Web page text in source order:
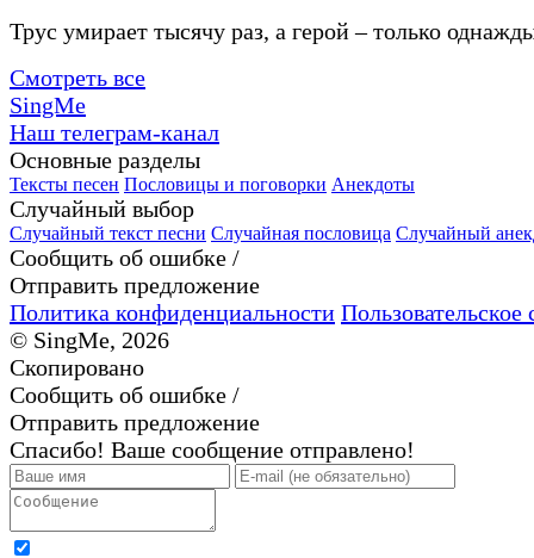
Трус умирает тысячу раз, а герой – только
Смотреть все
SingMe
Наш телеграм-канал
Основные разделы
Тексты песен Пословицы и поговорки Анекдоты
Случайный выбор
Случайный текст песни Случайная пословица Случайный
Сообщить об ошибке /
Отправить предложение
Политика конфиденциальности Пользовательское
© SingMe, 2026
Скопировано
Сообщить об ошибке /
Отправить предложение
Спасибо! Ваше сообщение отправлено!